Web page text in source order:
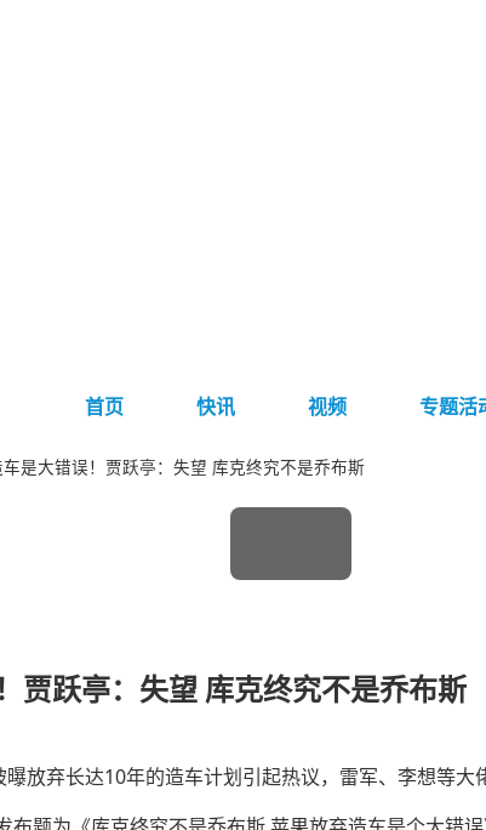
首页
快讯 视频 专题活
是大错误！贾跃亭：失望 库克终究不是乔布斯
贾跃亭：失望 库克终究不是乔布斯
放弃长达10年的造车计划引起热议，雷军、李想等大